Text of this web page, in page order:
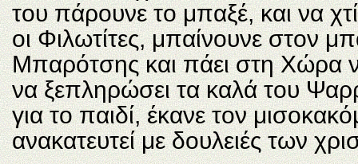
του πάρουνε το μπαξέ, και να
οι Φιλωτίτες, μπαίνουνε στον
Μπαρότσης και πάει στη Χώρα
να ξεπληρώσει τα καλά του
για το παιδί, έκανε τον
ανακατευτεί με δουλειές των